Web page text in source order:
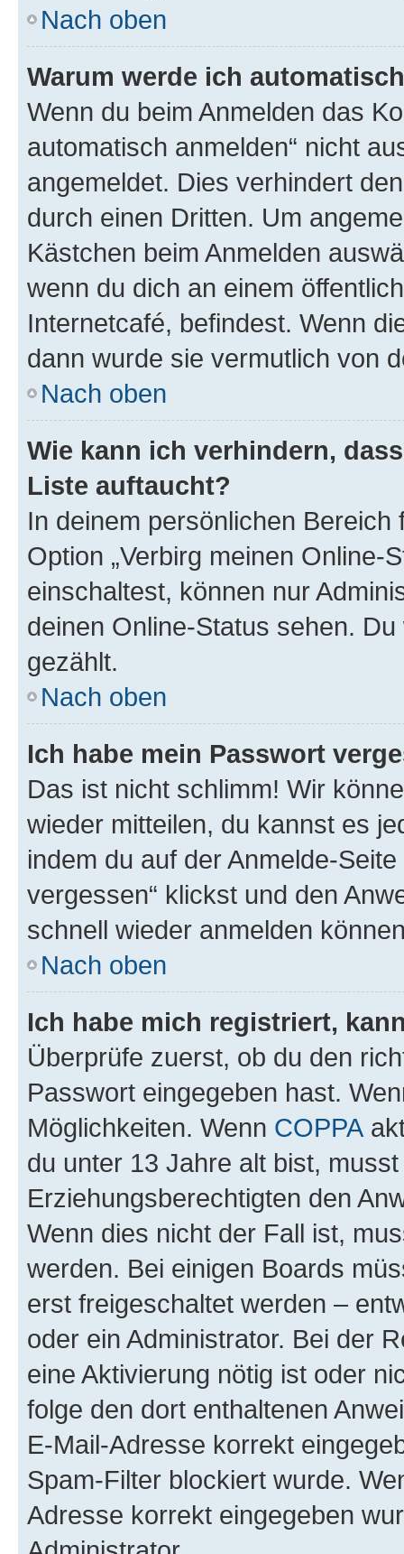
Nach oben
Warum werde ich
Wenn du beim Anmelden das
automatisch anmelden“ nicht
angemeldet. Dies verhindert
durch einen Dritten. Um
Kästchen beim Anmelden
wenn du dich an einem
Internetcafé, befindest. Wenn
dann wurde sie vermutlich von
Nach oben
Wie kann ich verhindern,
Liste auftaucht?
In deinem persönlichen
Option „Verbirg meinen Online-
einschaltest, können nur
deinen Online-Status sehen.
gezählt.
Nach oben
Ich habe mein Passwort
Das ist nicht schlimm! Wir
wieder mitteilen, du kannst es
indem du auf der Anmelde-
vergessen“ klickst und den
schnell wieder anmelden
Nach oben
Ich habe mich registriert,
Überprüfe zuerst, ob du den
Passwort eingegeben hast.
Möglichkeiten. Wenn COPPA
du unter 13 Jahre alt bist,
Erziehungsberechtigten den
Wenn dies nicht der Fall ist,
werden. Bei einigen Boards
erst freigeschaltet werden –
oder ein Administrator. Bei der
eine Aktivierung nötig ist oder
folge den dort enthaltenen
E-Mail-Adresse korrekt
Spam-Filter blockiert wurde.
Adresse korrekt eingegeben